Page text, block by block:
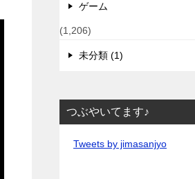
ゲーム
(1,206)
未分類 (1)
つぶやいてます♪
Tweets by jimasanjyo